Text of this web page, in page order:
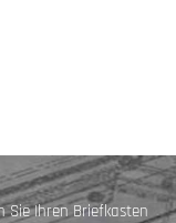
Ihren Briefkasten